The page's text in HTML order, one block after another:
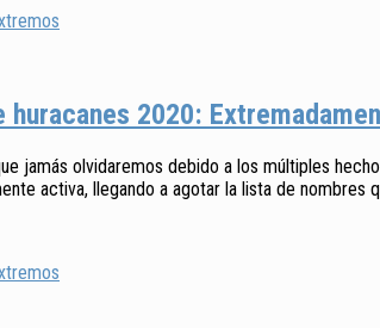
huracanes 2020:
jamás olvidaremos debido a los múltiples
activa, llegando a agotar la lista de